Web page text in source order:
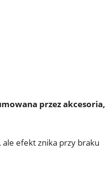
przez akcesoria,
efekt znika przy braku